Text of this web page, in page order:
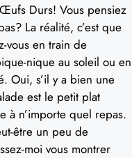
Durs! Vous pensiez
La réalité, c’est que
vous en train de
nique au soleil ou en
Oui, s’il y a bien une
est le petit plat
à n’importe quel repas.
être un peu de
moi vous montrer